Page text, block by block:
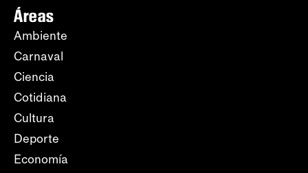
Áreas
Ambiente
Carnaval
Ciencia
Cotidiana
Cultura
Deporte
Economía